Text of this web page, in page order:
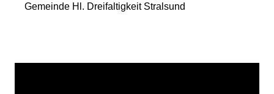
Gemeinde Hl. Dreifaltigkeit Stralsund